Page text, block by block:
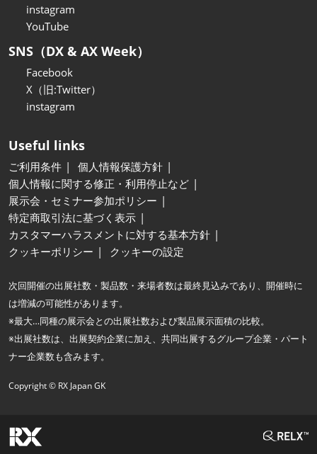
instagram
YouTube
SNS（DX & AX Week）
Facebook
X（旧:Twitter）
instagram
Useful links
ご利用条件
個人情報保護方針
個人情報に関する修正・利用停止など
展示会・セミナー参加ポリシー
特定商取引法に基づく表示
カスタマーハラスメントに対する基本方針
クッキーポリシー
クッキーの設定
次回開催の出展社数・製品数・来場者数は最終見込みであり、開催時に
は増減の可能性があります。
※最大…同種の展示会との出展社数および製品展示面積の比較。
※出展社数は、出展契約企業に加え、共同出展するグループ企業・パート
ナー企業数も含みます。
Copyright © RX Japan GK